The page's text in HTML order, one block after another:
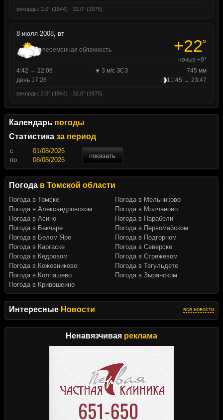
Интересные Новости все новости
Ненавязчивая реклама
рекорды: 2.0° (1944) · 32.0° (1975)
8 июля 2008, вт
переменная облачность +22°
ночью +9°
4:42 → 22:08
3 м/с ЗСЗ
745 мм
день 17:26
11:45 → 23:47
рекорды: 2.0° (1944) · 32.0° (1975)
Календарь погоды
Статистика за период
c
показать
по
Погода в Томской области
Погода в Томске
Погода в Александровском
Погода в Асино
Погода в Бакчаре
Погода в Белом Яре
Погода в Каргаске
Погода в Кедровом
Погода в Кожевниково
Погода в Колпашево
Погода в Кривошеино
Погода в Мельниково
Погода в Молчаново
Погода в Парабели
Погода в Первомайском
Погода в Подгорном
Погода в Северске
Погода в Стрежевом
Погода в Тегульдете
Погода в Зырянском